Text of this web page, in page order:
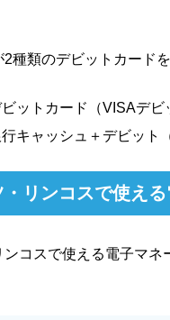
種類のデビットカード
ットカード（VISAデビ
キャッシュ＋デビット
・リンコスで使え
ンコスで使える電子マネ